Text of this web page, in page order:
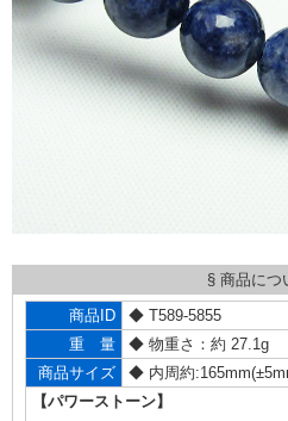
§ 商品につ
商品ID
◆ T589-5855
重 量
◆ 物重さ：約 27.1g
商品サイズ
◆ 内周約
【パワーストーン】